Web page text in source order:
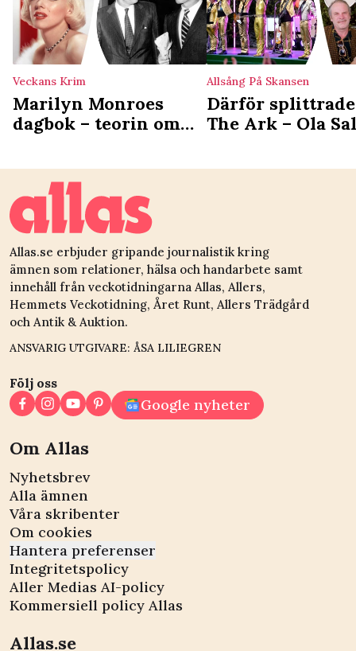
Veckans Krim
Marilyn Monroes
dagbok – teorin om
död
Allsång På Skansen
Därför
The Ark – Ola
återföreningen
Allas.se erbjuder gripande journalistik kring
ämnen som relationer, hälsa och handarbete samt
innehåll från veckotidningarna Allas, Allers,
Hemmets Veckotidning, Året Runt, Allers Trädgård
och Antik & Auktion.
ANSVARIG UTGIVARE: ÅSA LILIEGREN
Följ oss
Google nyheter
Om Allas
Nyhetsbrev
Alla ämnen
Våra skribenter
Om cookies
Hantera preferenser
Integritetspolicy
Aller Medias AI-policy
Kommersiell policy Allas
Allas.se